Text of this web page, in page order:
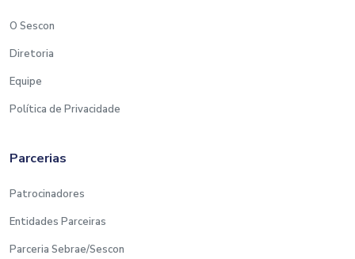
O Sescon
Diretoria
Equipe
Política de Privacidade
Parcerias
Patrocinadores
Entidades Parceiras
Parceria Sebrae/Sescon